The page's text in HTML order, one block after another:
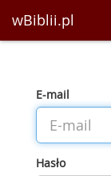
wBiblii.pl
E-mail
Hasło